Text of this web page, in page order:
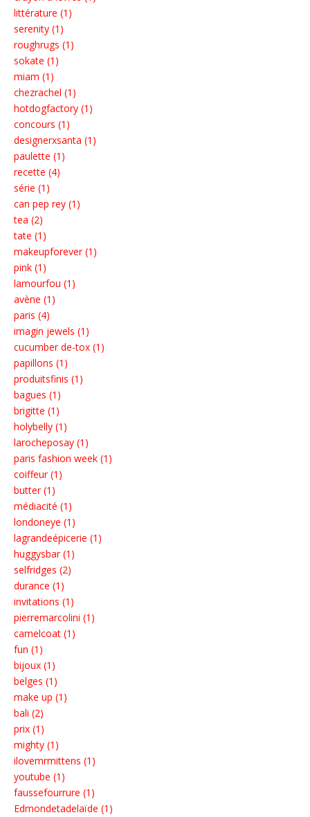
littérature (1)
serenity (1)
roughrugs (1)
sokate (1)
miam (1)
chezrachel (1)
hotdogfactory (1)
concours (1)
designerxsanta (1)
paulette (1)
recette (4)
série (1)
can pep rey (1)
tea (2)
tate (1)
makeupforever (1)
pink (1)
lamourfou (1)
avène (1)
paris (4)
imagin jewels (1)
cucumber de-tox (1)
papillons (1)
produitsfinis (1)
bagues (1)
brigitte (1)
holybelly (1)
larocheposay (1)
paris fashion week (1)
coiffeur (1)
butter (1)
médiacité (1)
londoneye (1)
lagrandeépicerie (1)
huggysbar (1)
selfridges (2)
durance (1)
invitations (1)
pierremarcolini (1)
camelcoat (1)
fun (1)
bijoux (1)
belges (1)
make up (1)
bali (2)
prix (1)
mighty (1)
ilovemrmittens (1)
youtube (1)
faussefourrure (1)
Edmondetadelaïde (1)